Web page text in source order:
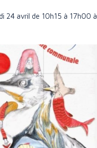
24 avril de 10h15 à 17h00